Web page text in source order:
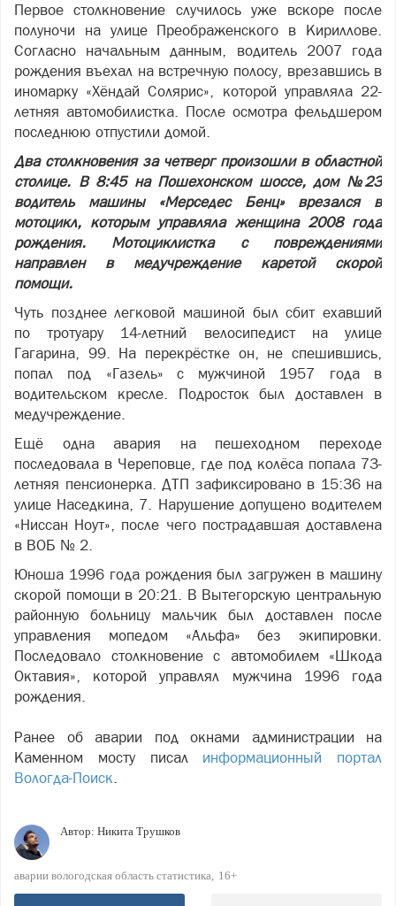
Первое столкновение случилось уже вскоре после
полуночи на улице Преображенского в Кириллове.
Согласно начальным данным, водитель 2007 года
рождения въехал на встречную полосу, врезавшись в
иномарку «Хёндай Солярис», которой управляла 22-
летняя автомобилистка. После осмотра фельдшером
последнюю отпустили домой.
Два столкновения за четверг произошли в областной
столице. В 8:45 на Пошехонском шоссе, дом №23
водитель машины «Мерседес Бенц» врезался в
мотоцикл, которым управляла женщина 2008 года
рождения. Мотоциклистка с повреждениями
направлен в медучреждение каретой скорой
помощи.
Чуть позднее легковой машиной был сбит ехавший
по тротуару 14-летний велосипедист на улице
Гагарина, 99. На перекрёстке он, не спешившись,
попал под «Газель» с мужчиной 1957 года в
водительском кресле. Подросток был доставлен в
медучреждение.
Ещё одна авария на пешеходном переходе
последовала в Череповце, где под колёса попала 73-
летняя пенсионерка. ДТП зафиксировано в 15:36 на
улице Наседкина, 7. Нарушение допущено водителем
«Ниссан Ноут», после чего пострадавшая доставлена
в ВОБ № 2.
Юноша 1996 года рождения был загружен в машину
скорой помощи в 20:21. В Вытегорскую центральную
районную больницу мальчик был доставлен после
управления мопедом «Альфа» без экипировки.
Последовало столкновение с автомобилем «Шкода
Октавия», которой управлял мужчина 1996 года
рождения.
Ранее об аварии под окнами администрации на
Каменном мосту писал информационный портал
Вологда-Поиск.
Автор: Никита Трушков
аварии вологодская область статистика 16+